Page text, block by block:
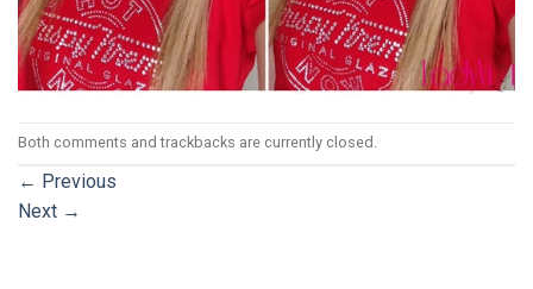
Both comments and trackbacks are currently closed.
← Previous
Next →